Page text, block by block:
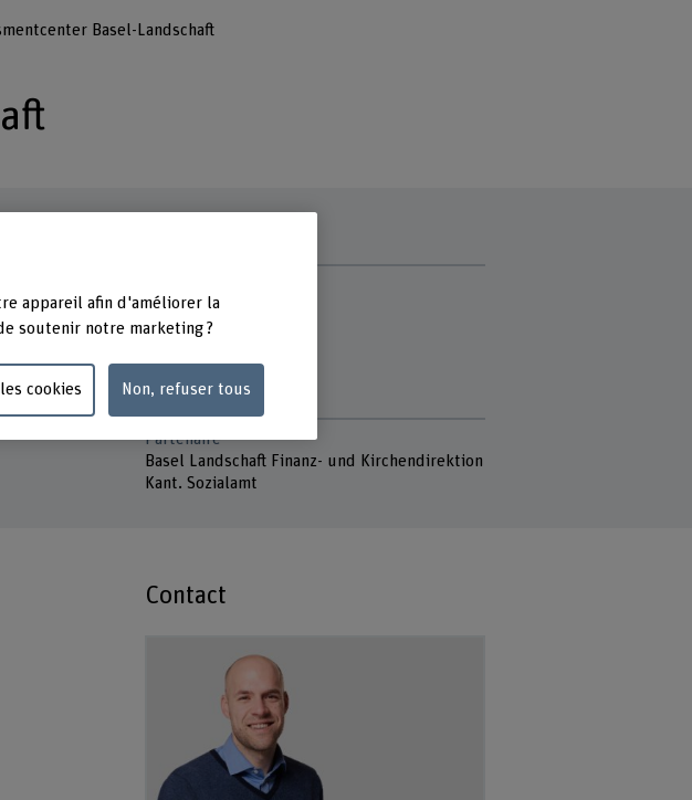
Basel-Landschaft
Tatiana Hostettler
Nathalie Joder
Luisella Wildisen
Partenaire
Basel Landschaft Finanz- und Kirchendirektion
Kant. Sozialamt
Contact
appareil afin d'améliorer la
soutenir notre marketing ?
cookies Non, refuser tous